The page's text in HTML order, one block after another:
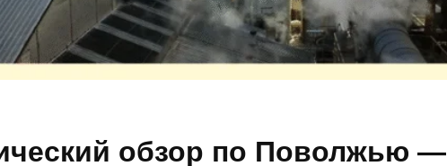
обзор по Поволжью —